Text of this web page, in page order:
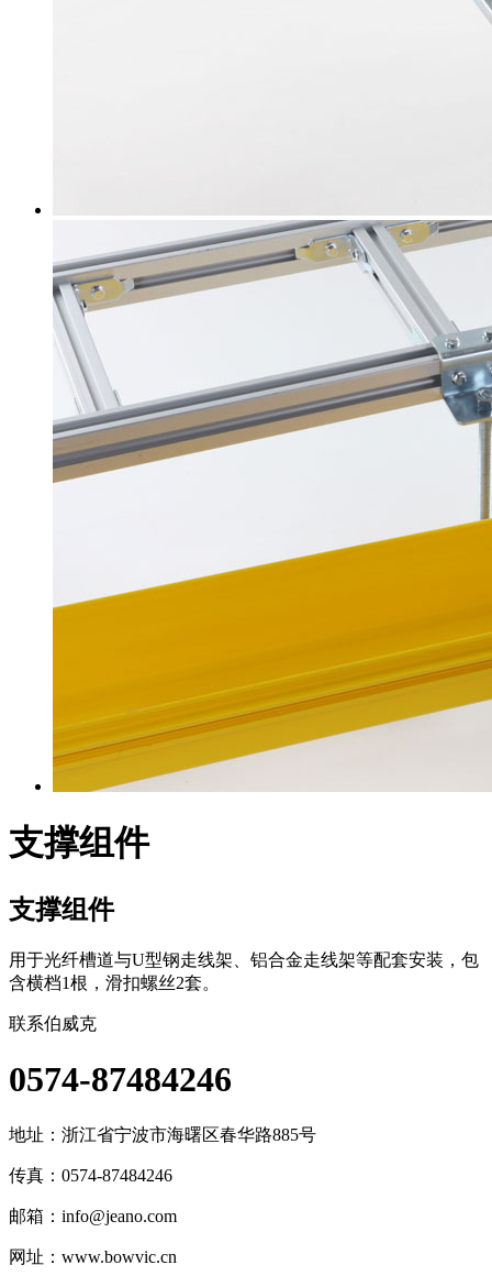
支撑组件
支撑组件
用于光纤槽道与U型钢走线架、铝合金走线架等配套安装，包
含横档1根，滑扣螺丝2套。
联系伯威克
0574-87484246
地址： 浙江省宁波市海曙区春华路885号
传真：0574-87484246
邮箱： info@jeano.com
网址：www.bowvic.cn